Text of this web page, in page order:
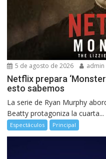
5 de agosto de 2026 admin
Netflix prepara
esto sabemos
La serie de Ryan Murphy
Beatty protagoniza la cuarta...
Espectáculos Principal